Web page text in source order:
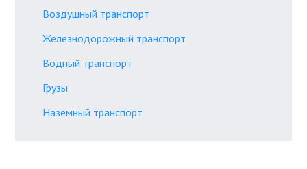
Воздушный транспорт
Железнодорожный транспорт
Водный транспорт
Грузы
Наземный транспорт